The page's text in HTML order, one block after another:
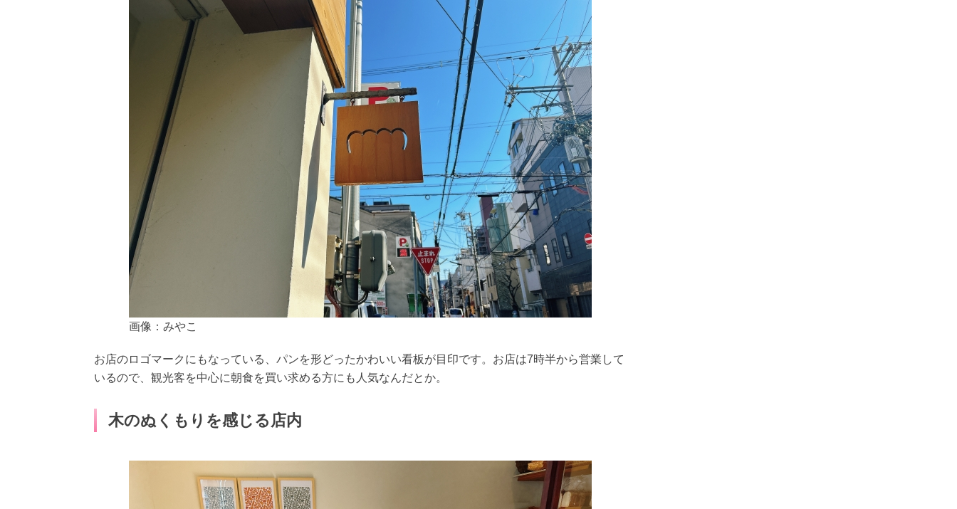
画像：みやこ
お店のロゴマークにもなっている、パンを形どったかわいい看板が目印です。お店は7時半から営業して
いるので、観光客を中心に朝食を買い求める方にも人気なんだとか。
木のぬくもりを感じる店内